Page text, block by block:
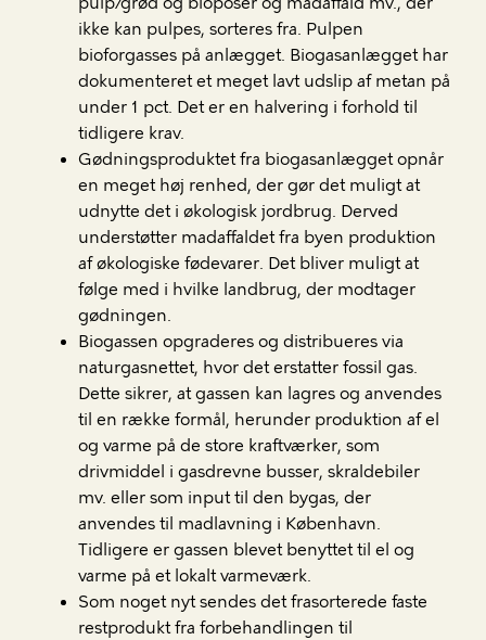
ikke kan pulpes, sorteres fra. Pulpen
bioforgasses på anlægget. Biogasanlægget har
dokumenteret et meget lavt udslip af metan på
under 1 pct. Det er en halvering i forhold til
tidligere krav.
Gødningsproduktet fra biogasanlægget opnår
en meget høj renhed, der gør det muligt at
udnytte det i økologisk jordbrug. Derved
understøtter madaffaldet fra byen produktion
af økologiske fødevarer. Det bliver muligt at
følge med i hvilke landbrug, der modtager
gødningen.
Biogassen opgraderes og distribueres via
naturgasnettet, hvor det erstatter fossil gas.
Dette sikrer, at gassen kan lagres og anvendes
til en række formål, herunder produktion af el
og varme på de store kraftværker, som
drivmiddel i gasdrevne busser, skraldebiler
mv. eller som input til den bygas, der
anvendes til madlavning i København.
Tidligere er gassen blevet benyttet til el og
varme på et lokalt varmeværk.
Som noget nyt sendes det frasorterede faste
restprodukt fra forbehandlingen til